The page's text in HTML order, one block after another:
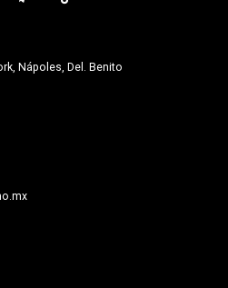
Nápoles, Del. Benito